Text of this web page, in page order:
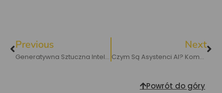
Previous
Generatywna Sztuczna Inteligencja W E-Commerce: Rewolucja W Zakupach Online
Next
Czym Są Asystenci AI? Kompendium Wiedzy
Powrót do góry